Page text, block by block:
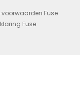
voorwaarden Fuse
Fuse